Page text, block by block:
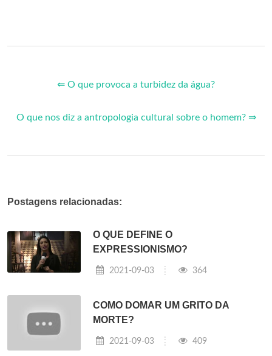
⇐ O que provoca a turbidez da água?
O que nos diz a antropologia cultural sobre o homem? ⇒
Postagens relacionadas:
O QUE DEFINE O
EXPRESSIONISMO?
2021-09-03 364
COMO DOMAR UM GRITO DA
MORTE?
2021-09-03 409